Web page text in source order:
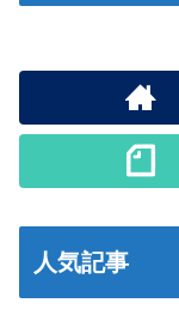
人気記事